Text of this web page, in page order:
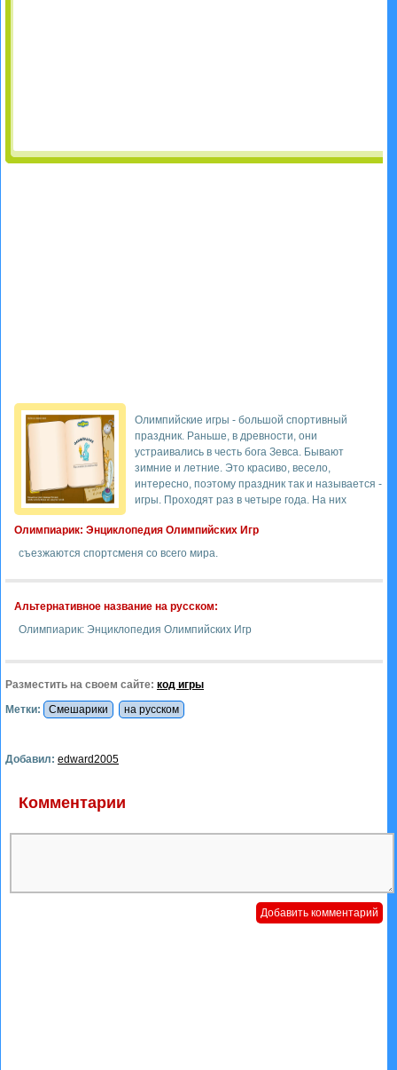
Олимпиарик: Энциклопедия Олимпийских Игр
Олимпийские игры - большой спортивный
праздник. Раньше, в древности, они
устраивались в честь бога Зевса. Бывают
зимние и летние. Это красиво, весело,
интересно, поэтому праздник так и называется -
игры. Проходят раз в четыре года. На них
съезжаются спортсменя со всего мира.
Альтернативное название на русском:
Олимпиарик: Энциклопедия Олимпийских Игр
Разместить на своем сайте: код игры
Метки:
Смешарики на русском
Добавил: edward2005
Комментарии